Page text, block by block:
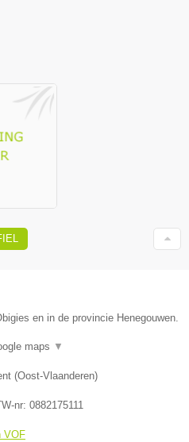
en in de provincie Henegouwen.
maps ▼
(Oost-Vlaanderen)
nr: 0882175111
VOF